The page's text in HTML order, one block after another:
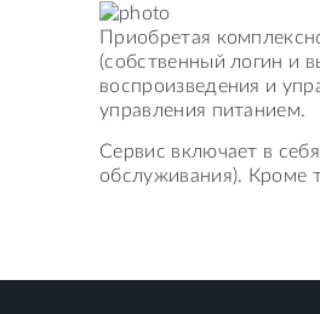
Приобретая
(собственный логин и
воспроизведения и
управления питанием.
Сервис включает в
обслуживания). Кроме